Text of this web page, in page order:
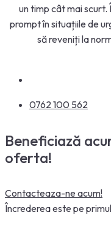
un timp cât mai
prompt în situațiile de
să reveniți la
0762 100 562
Beneficiază
oferta!
Contacteaza-ne acum!
Încrederea este pe